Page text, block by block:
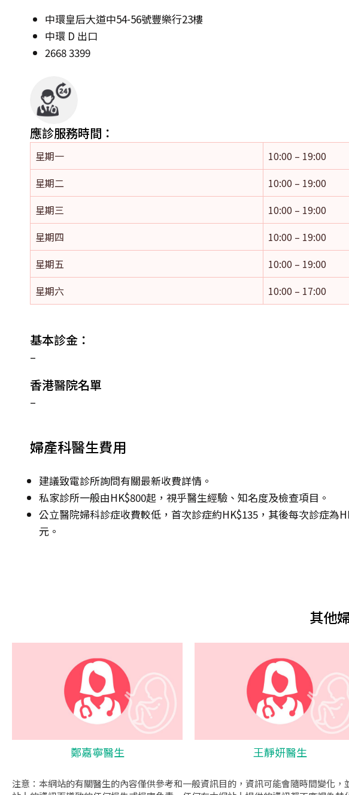
中環皇后大道中54-56號豐樂行23樓
中環 D 出口
2668 3399
應診服務時間：
星期一
10:00 – 19:00
星期二
10:00 – 19:00
星期三
10:00 – 19:00
星期四
10:00 – 19:00
星期五
10:00 – 19:00
星期六
10:00 – 17:00
基本診金：
–
香港醫院名單
–
婦產科醫生費用
建議致電診所詢問有關最新收費詳情。
私家診所一般由HK$800起，視乎醫生經驗、知名度及檢查項目。
公立醫院婦科診症收費較低，首次診症約HK$135，其後每次診症為
元。
其他
鄭嘉寧醫生 王靜妍醫生
注意：本網站的有關醫生的內容僅供參考和一般資訊目的，資訊可能會隨時間變化